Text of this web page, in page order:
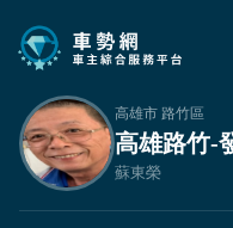
高雄市 路竹區
高雄路竹-
蘇東榮